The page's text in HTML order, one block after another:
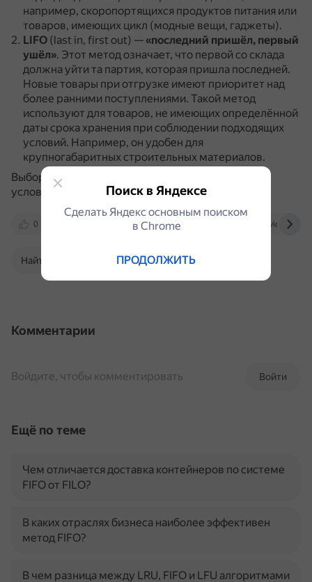
например, скоропортящихся продуктов питания или
товаров, имеющих цикл (модные вещи, гаджеты).
LIFO (last in, first out) —«последний пришёл, первый
ушёл». Этот метод означает, что первой со склада
должна уйти та партия, которая пришла последней.
Новые товары при отгрузке имеют приоритет над
более ранними поступлениями. Такой метод
используют для товаров, не имеющих определённой
даты срока хранения при соблюдении подходящих
условий. Например, он удобен для
крупногабаритных строительных материалов.
Выбор между методами зависит от конкретных
условий и целей предприятия.
0 buhguru.com denvic.ru
Найти в Поиске
Комментарии
Войти
Войдите, чтобы комментировать
Ещё по теме
Чем отличается доставка контейнеров по системе
FIFO от FILO?
В каких отраслях бизнеса наиболее эффективен
метод FIFO?
В чем разница между LRU, FIFO и LFU алгоритмами
Поиск в Яндексе
Сделать Яндекс основным поиском
в Сhrome
ПРОДОЛЖИТЬ